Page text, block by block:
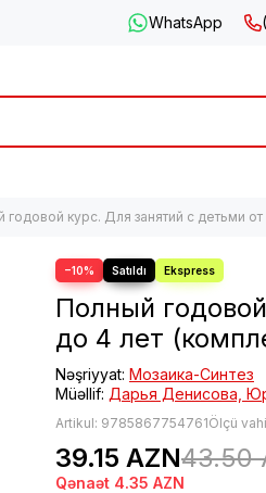
WhatsApp
годовой курс. Для занятий с детьми от
−10%
Полный
до 4 лет
Nəşriyyat: Мозаика-Синтез
Müəllif: Дарья Денисова,
Artikul: 9785867754761Ölçü
39.15 AZN43.50
Qənaət 4.35 AZN